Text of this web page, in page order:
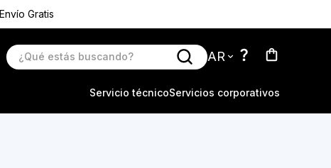
Envío Gratis
AR
Servicio técnicoServicios corporativos